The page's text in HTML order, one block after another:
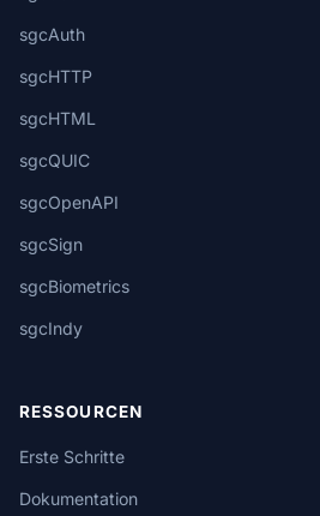
sgcAuth
sgcHTTP
sgcHTML
sgcQUIC
sgcOpenAPI
sgcSign
sgcBiometrics
sgcIndy
RESSOURCEN
Erste Schritte
Dokumentation